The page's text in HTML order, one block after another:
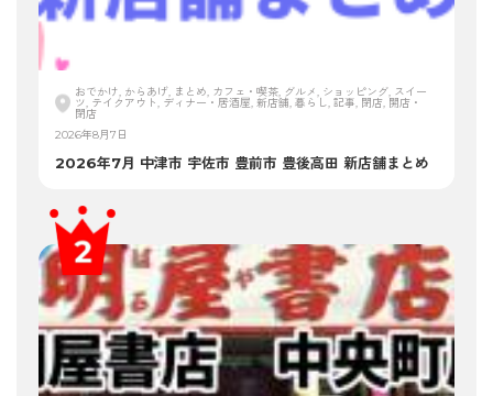
おでかけ, からあげ, まとめ, カフェ・喫茶, グルメ, ショッピング, スイー
ツ, テイクアウト, ディナー・居酒屋, 新店舗, 暮らし, 記事, 閉店, 開店・
閉店
2026年8月7日
2026年7月 中津市 宇佐市 豊前市 豊後高田 新店舗まとめ